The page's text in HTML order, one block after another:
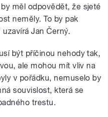
měl odpovědět, že sjeté
neměly. To by pak
Jan Černý.
být příčinou nehody tak,
ale mohou mít vliv na
v pořádku, nemuselo by
souvislost, která se
trestu.